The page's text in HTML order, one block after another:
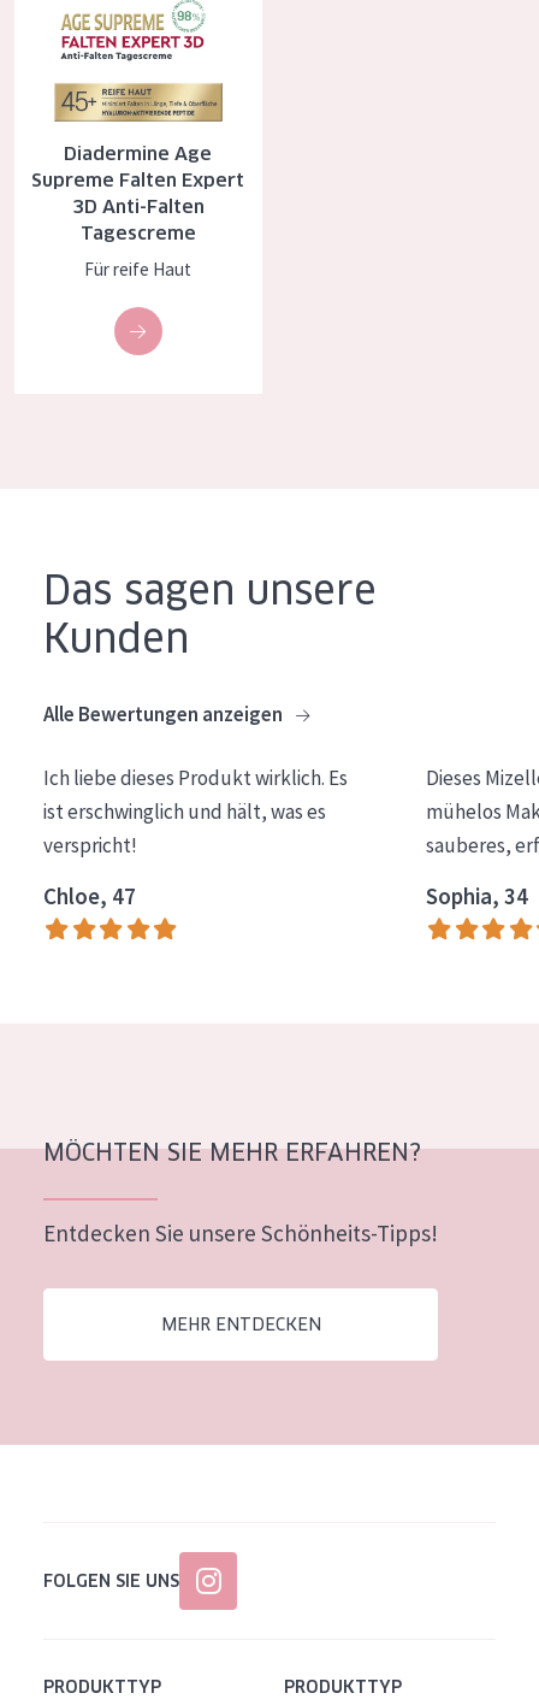
Diadermine Age
Supreme Falten Expert
3D Anti-Falten
Tagescreme
Für reife Haut
Das sagen unsere
Kunden
Alle Bewertungen anzeigen
Ich liebe dieses Produkt wirklich. Es
ist erschwinglich und hält, was es
verspricht!
Chloe, 47
Dieses
mühelos
sauberes,
Sophia, 34
MÖCHTEN SIE MEHR ERFAHREN?
Entdecken Sie unsere Schönheits-Tipps!
MEHR ENTDECKEN
FOLGEN SIE UNS
PRODUKTTYP PRODUKTTYP